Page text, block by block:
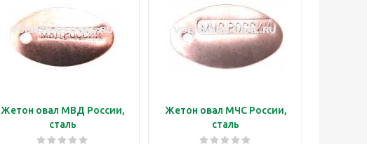
Жетон овал МВД России,
сталь
Жетон овал МЧС России,
сталь